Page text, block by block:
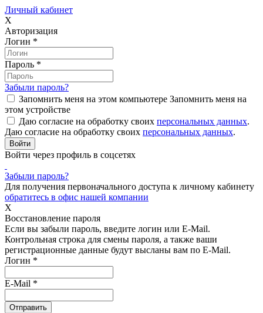
Личный кабинет
X
Авторизация
Логин *
Пароль *
Забыли пароль?
Запомнить меня на этом компьютере Запомнить меня на
этом устройстве
Даю согласие на обработку своих персональных данных.
Даю согласие на обработку своих персональных данных.
Войти через профиль в соцсетях
Забыли пароль?
Для получения первоначального доступа к личному кабинету
обратитесь в офис нашей компании
X
Восстановление пароля
Если вы забыли пароль, введите логин или E-Mail.
Контрольная строка для смены пароля, а также ваши
регистрационные данные будут высланы вам по E-Mail.
Логин *
E-Mail *